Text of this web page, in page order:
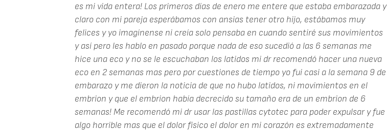
es mi vida entera! Los primeros días de enero me entere que estaba embarazada y
claro con mi pareja esperábamos con ansias tener otro hijo, estábamos muy
felices y yo imagínense ni creía solo pensaba en cuando sentiré sus movimientos
y así pero les hablo en pasado porque nada de eso sucedió a las 6 semanas me
hice una eco y no se le escuchaban los latidos mi dr recomendó hacer una nueva
eco en 2 semanas mas pero por cuestiones de tiempo yo fui casi a la semana 9 de
embarazo y me dieron la noticia de que no hubo latidos, ni movimientos en el
embrion y que el embrion había decrecido su tamaño era de un embrion de 6
semanas! Me recomendó mi dr usar las pastillas cytotec para poder expulsar y fue
algo horrible mas que el dolor físico el dolor en mi corazón es extremadamente